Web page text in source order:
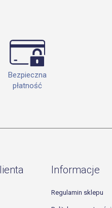
Bezpieczna
płatność
Informacje
Regulamin sklepu